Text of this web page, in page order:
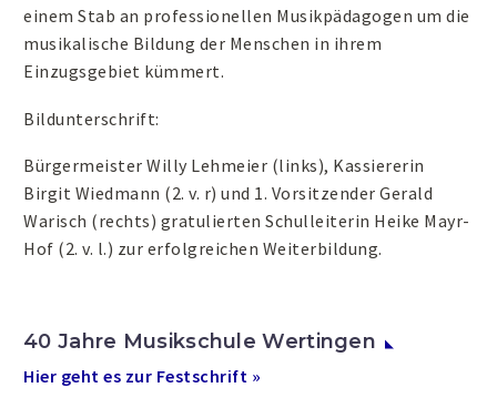
einem Stab an professionellen Musikpädagogen um die
musikalische Bildung der Menschen in ihrem
Einzugsgebiet kümmert.
Bildunterschrift:
Bürgermeister Willy Lehmeier (links), Kassiererin
Birgit Wiedmann (2. v. r) und 1. Vorsitzender Gerald
Warisch (rechts) gratulierten Schulleiterin Heike Mayr-
Hof (2. v. l.) zur erfolgreichen Weiterbildung.
40 Jahre Musikschule Wertingen
Hier geht es zur Festschrift »